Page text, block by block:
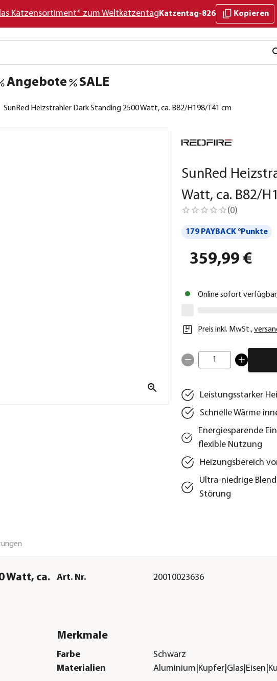
Katzensortiment* zum Weltkatzentag Katzentag-826 Kopieren
Angebote SALE
SunRed Heizstrahler Dark Standing 2500 Watt, ca. B82/H198/T41 cm
SunRed
Watt, ca. B82/
(0)
179 PAYBACK °Punkte
359,99 €
Online sofort
Preis inkl. MwSt.,
1
Leistungsstarker
Schnelle Wärme
Energiesparende
flexible Nutzung
Heizungsbereich
Ultra-niedrige
Störung
Watt, ca.
Art. Nr. 20010023636
Merkmale
Farbe
Schwarz
Materialien